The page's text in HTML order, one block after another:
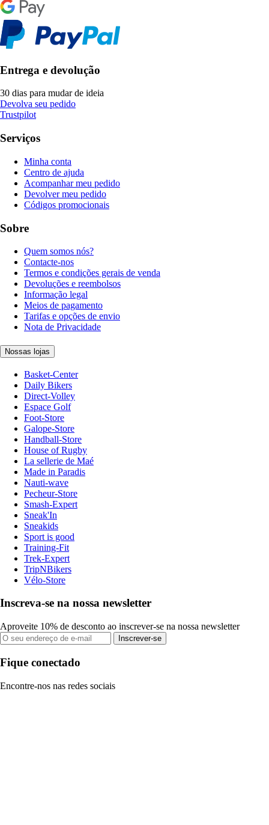
Entrega e devolução
30 dias para mudar de ideia
Devolva seu pedido
Trustpilot
Serviços
Minha conta
Centro de ajuda
Acompanhar meu pedido
Devolver meu pedido
Códigos promocionais
Sobre
Quem somos nós?
Contacte-nos
Termos e condições gerais de venda
Devoluções e reembolsos
Informação legal
Meios de pagamento
Tarifas e opções de envio
Nota de Privacidade
Nossas lojas
Basket-Center
Daily Bikers
Direct-Volley
Espace Golf
Foot-Store
Galope-Store
Handball-Store
House of Rugby
La sellerie de Maé
Made in Paradis
Nauti-wave
Pecheur-Store
Smash-Expert
Sneak'In
Sneakids
Sport is good
Training-Fit
Trek-Expert
TripNBikers
Vélo-Store
Inscreva-se na nossa newsletter
Aproveite 10% de desconto ao inscrever-se na nossa newsletter
Inscrever-se
Fique conectado
Encontre-nos nas redes sociais